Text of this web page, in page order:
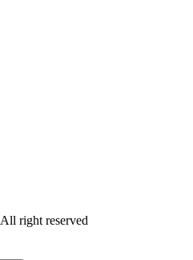
right reserved